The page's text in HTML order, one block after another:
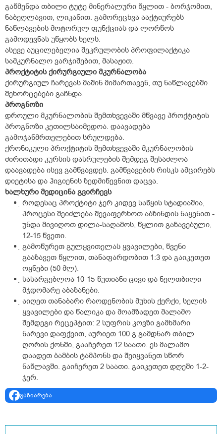
გაწმენდა თბილი ტუტე მინერალური წყლით - ბორჯომით,
ნაბეღლავით, ლიკანით. გამორეცხვა ააქტიურებს
ნაწლავების მოტორულ ფუნქციას და ლორწოს
გამოდევნას უწყობს ხელს.
ასევე აუცილებელია შეკრულობის პროფილაქტიკა
სამკურნალო ვარჯიშებით, მასაჟით.
პროქტიტის ქირურგიული მკურნალობა
ქირურგიულ ჩარევას მაშინ მიმართავენ, თუ ნაწლავებში
შეხორცებები გაჩნდა.
პროგნოზი
დროული მკურნალობის შემთხვევაში მწვავე პროქტიტის
პროგნოზი კეთილსაიმედოა. დაავადება
გამოჯანმრთელებით სრულდება.
ქრონიკული პროქტიტის შემთხვევაში მკურნალობის
ძირითადი კურსის დასრულების შემდეგ შესაძლოა
დაავადება ისევ გამწვავდეს. გამწვავების რისკს ამცირებს
დიეტისა და ჰიგიენის ზედმიწევნით დაცვა.
ხალხური მედიცინა გვირჩევს
როდესაც პროქტიტი ჯერ კიდევ საწყის სტადიაშია,
პროცესი შეიძლება შევაფერხოთ აბზინდის ნაყენით -
უნდა მივიღოთ დილა-საღამოს, წყლით გაზავებული,
12-15 წვეთი.
გამოწურეთ გულყვითელას ყვავილები, წვენი
გააზავეთ წყლით, თანაფარდობით 1:3 და გაიკეთეთ
ოყნები (50 მლ).
სასარგებლოა 10-15-წუთიანი ცივი და ნელთბილი
მჯდომარე აბაზანები.
აიღეთ თანაბარი რაოდენობის მუხის ქერქი, სელის
ყვავილები და წალიკა და მოამზადეთ მალამო
შემდეგი რეცეპტით: 2 სუფრის კოვზი გამხმარი
ნარევი დაფქვით, აურიეთ 100 გ გამდნარ თბილ
ღორის ქონში, გააჩერეთ 12 საათი. ეს მალამო
დაადეთ ბამბის ტამპონს და შეიყვანეთ სწორ
ნაწლავში. გაიჩერეთ 2 საათი. გაიკეთეთ დღეში 1-2-
ჯერ.
გაზიარება